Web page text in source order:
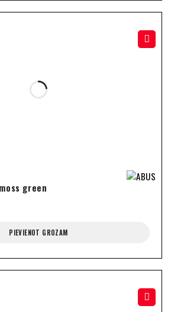
moss green
PIEVIENOT GROZAM